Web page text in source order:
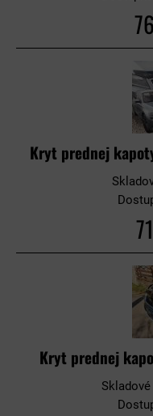
Kryt prednej
Kryt prednej